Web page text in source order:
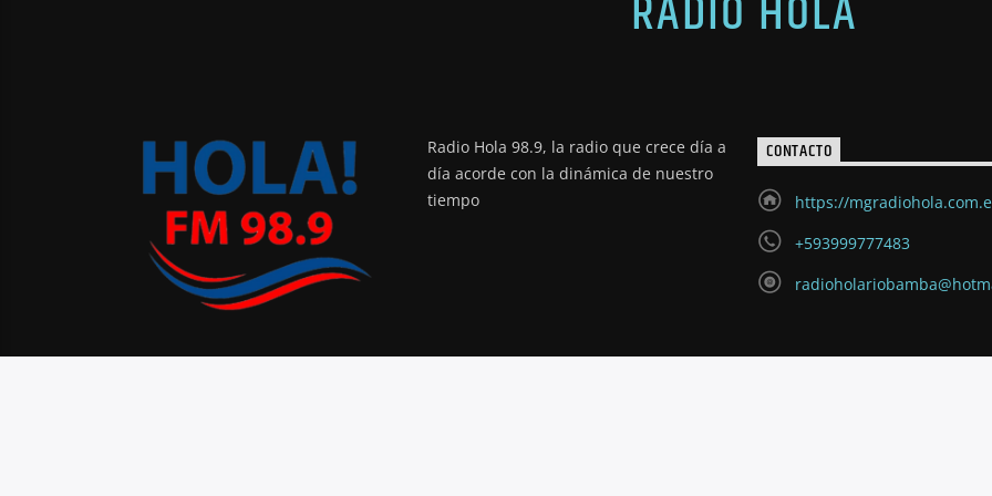
Radio Hola 98.9, la radio que crece día a
día acorde con la dinámica de nuestro
tiempo
CONTACTO
https://
+593999777483